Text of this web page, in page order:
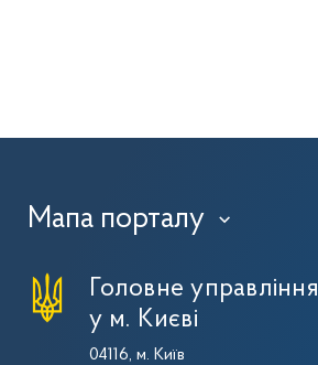
Мапа порталу ›
Головне
у м. Києві
04116, м. Київ